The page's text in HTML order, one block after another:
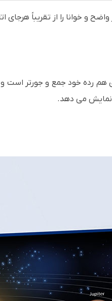
رده خود جمع و جورتر است و
نمایش می دهد.